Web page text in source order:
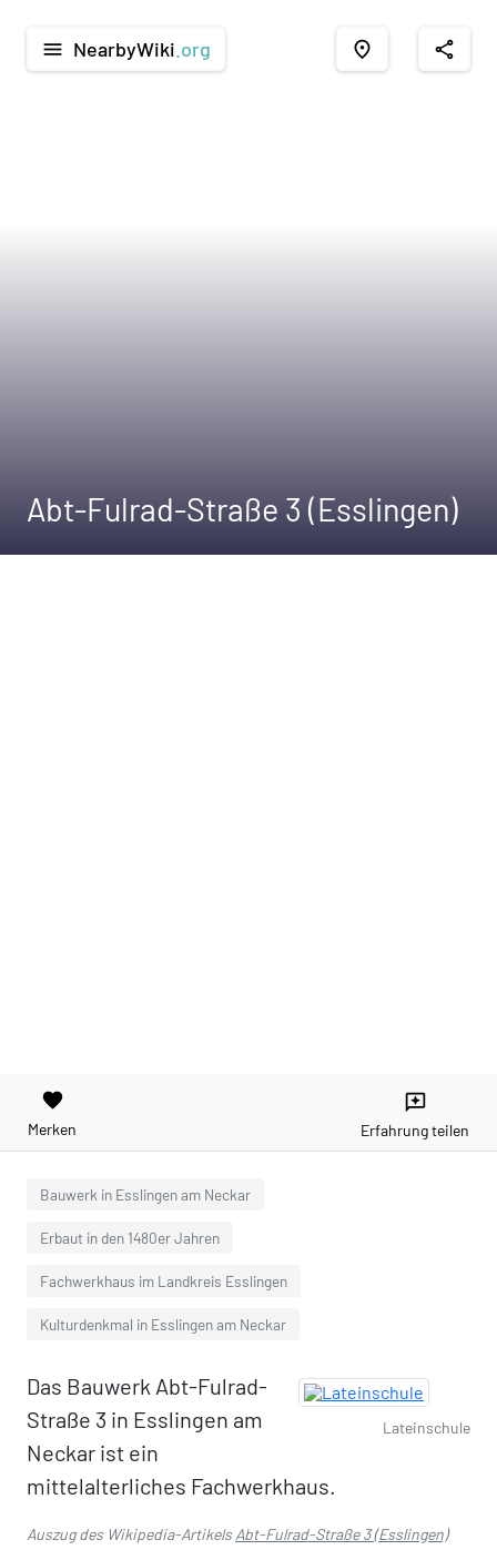
menu NearbyWiki .org place share
Abt-Fulrad-Straße 3 (Esslingen)
favorite
Merken
reviews
Erfahrung teilen
Bauwerk in Esslingen am Neckar
Erbaut in den 1480er Jahren
Fachwerkhaus im Landkreis Esslingen
Kulturdenkmal in Esslingen am Neckar
Lateinschule
Das Bauwerk Abt-Fulrad-
Straße 3 in Esslingen am
Neckar ist ein
mittelalterliches Fachwerkhaus.
Auszug des Wikipedia-ArtikelsAbt-Fulrad-Straße 3 (Esslingen)